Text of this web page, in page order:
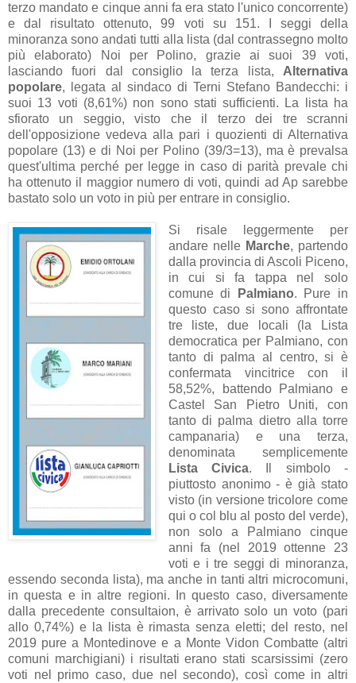
terzo mandato e cinque anni fa era stato l'unico concorrente)
e dal risultato ottenuto, 99 voti su 151. I seggi della
minoranza sono andati tutti alla lista (dal contrassegno molto
più elaborato) Noi per Polino, grazie ai suoi 39 voti,
lasciando fuori dal consiglio la terza lista, Alternativa
popolare, legata al sindaco di Terni Stefano Bandecchi: i
suoi 13 voti (8,61%) non sono stati sufficienti. La lista ha
sfiorato un seggio, visto che il terzo dei tre scranni
dell'opposizione vedeva alla pari i quozienti di Alternativa
popolare (13) e di Noi per Polino (39/3=13), ma è prevalsa
quest'ultima perché per legge in caso di parità prevale chi
ha ottenuto il maggior numero di voti, quindi ad Ap sarebbe
bastato solo un voto in più per entrare in consiglio.
Si risale leggermente per
andare nelle Marche, partendo
dalla provincia di Ascoli Piceno,
in cui si fa tappa nel solo
comune di
Palmiano. Pure in
questo caso si sono affrontate
tre liste, due locali (la Lista
democratica per Palmiano, con
tanto di palma al centro, si è
confermata vincitrice con il
58,52%, battendo Palmiano e
Castel San Pietro Uniti, con
tanto di palma dietro alla torre
campanaria) e una terza,
denominata semplicemente
Lista Civica. Il simbolo -
piuttosto anonimo - è già stato
visto (in versione tricolore come
qui o col blu al posto del verde),
non solo a Palmiano cinque
anni fa (nel 2019 ottenne 23
voti e i tre seggi di minoranza,
essendo seconda lista), ma anche in tanti altri microcomuni,
in questa e in altre regioni. In questo caso, diversamente
dalla precedente consultaion, è arrivato solo un voto (pari
allo 0,74%) e la lista è rimasta senza eletti; del resto, nel
2019 pure a Montedinove e a Monte Vidon Combatte (altri
comuni marchigiani) i risultati erano stati scarsissimi (zero
voti nel primo caso, due nel secondo), così come in altri